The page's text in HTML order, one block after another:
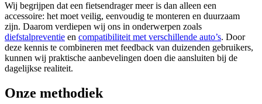
Wij begrijpen dat een fietsendrager meer is dan alleen een
accessoire: het moet veilig, eenvoudig te monteren en duurzaam
zijn. Daarom verdiepen wij ons in onderwerpen zoals
diefstalpreventie en compatibiliteit met verschillende auto’s. Door
deze kennis te combineren met feedback van duizenden gebruikers,
kunnen wij praktische aanbevelingen doen die aansluiten bij de
dagelijkse realiteit.
Onze methodiek